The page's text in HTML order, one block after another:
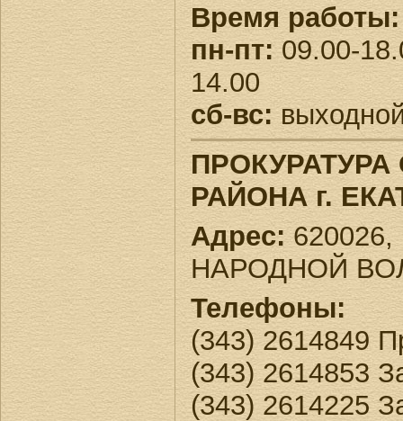
Время работы:
пн-пт:09.00-
14.00
сб-вс:
РАЙОНА г.
Адрес:620026,
НАРОДНОЙ
Телефоны:
(343) 2614849
(343) 2614853
(343) 2614225